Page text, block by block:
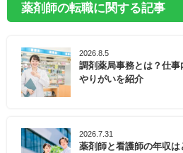
薬剤師の転職に関する記事
2026.8.5
調剤薬局事務とは？仕事
やりがいを紹介
2026.7.31
薬剤師と看護師の年収